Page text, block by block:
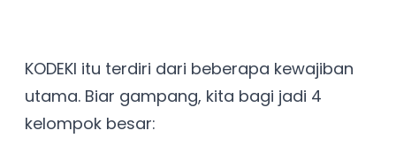
KODEKI itu terdiri dari beberapa kewajiban
utama. Biar gampang, kita bagi jadi 4
kelompok besar: